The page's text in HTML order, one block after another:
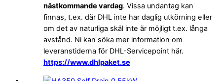
nästkommande vardag. Vissa undantag kan
finnas, t.ex. där DHL inte har daglig utkörning eller
om det av naturliga skäl inte är möjligt t.ex. långa
avstånd. Ni kan söka mer information om
leveranstiderna för DHL-Servicepoint här.
https://www.dhlpaket.se